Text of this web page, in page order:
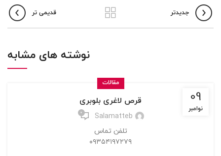
جدیدتر قدیمی تر
نوشته های مشابه
09
نوامبر
مقالات
قرص لاغری بلوبری
Salamatteb
0
تلفن تماس
۰۹۳۵۴۱۹۷۲۷۹